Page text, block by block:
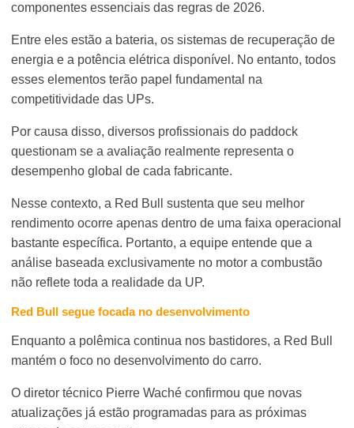
componentes essenciais das regras de 2026.
Entre eles estão a bateria, os sistemas de recuperação de
energia e a potência elétrica disponível. No entanto, todos
esses elementos terão papel fundamental na
competitividade das UPs.
Por causa disso, diversos profissionais do paddock
questionam se a avaliação realmente representa o
desempenho global de cada fabricante.
Nesse contexto, a Red Bull sustenta que seu melhor
rendimento ocorre apenas dentro de uma faixa operacional
bastante específica. Portanto, a equipe entende que a
análise baseada exclusivamente no motor a combustão
não reflete toda a realidade da UP.
Red Bull segue focada no desenvolvimento
Enquanto a polêmica continua nos bastidores, a Red Bull
mantém o foco no desenvolvimento do carro.
O diretor técnico Pierre Waché confirmou que novas
atualizações já estão programadas para as próximas